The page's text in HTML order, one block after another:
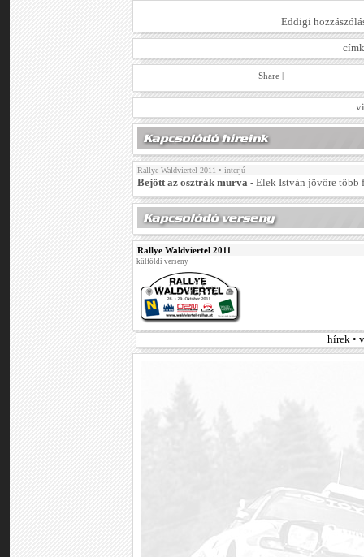
Eddigi
Share |
Rallye Waldviertel 2011 • interjú
Bejött az osztrák murva - Elek István jövőre több
Rallye Waldviertel 2011
külföldi verseny
hírek •